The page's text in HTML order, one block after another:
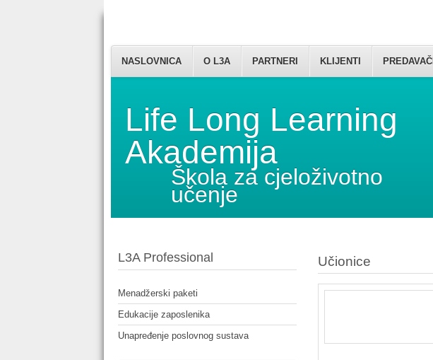
Life Long Learning
Akademija
Škola za cjeloživotno
učenje
NASLOVNICA O L3A PARTNERI KLIJENTI PREDAVAČI
L3A Professional
Menadžerski paketi
Edukacije zaposlenika
Unapređenje poslovnog sustava
Učionice